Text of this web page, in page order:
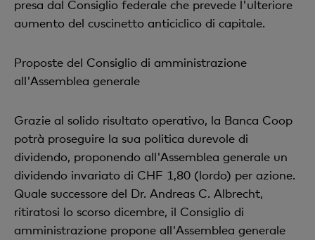
presa dal Consiglio federale che prevede l'ulteriore
aumento del cuscinetto anticiclico di capitale.
Proposte del Consiglio di amministrazione
all'Assemblea generale
Grazie al solido risultato operativo, la Banca Coop
potrà proseguire la sua politica durevole di
dividendo, proponendo all'Assemblea generale un
dividendo invariato di CHF 1,80 (lordo) per azione.
Quale successore del Dr. Andreas C. Albrecht,
ritiratosi lo scorso dicembre, il Consiglio di
amministrazione propone all'Assemblea generale